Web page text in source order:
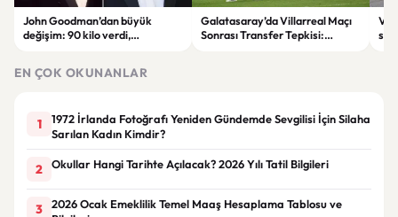
John Goodman’dan büyük
değişim: 90 kilo verdi,
Galatasaray’da Villarreal Maçı
Sonrası Transfer Tepkisi:
EN ÇOK OKUNANLAR
1
1972 İrlanda Fotoğrafı Yeniden Gündemde Sevgilisi İçin Silaha
Sarılan Kadın Kimdir?
2 Okullar Hangi Tarihte Açılacak? 2026 Yılı Tatil Bilgileri
3
2026 Ocak Emeklilik Temel Maaş Hesaplama Tablosu ve